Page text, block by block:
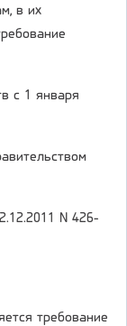
в их
с 1 января
N 426-
требование